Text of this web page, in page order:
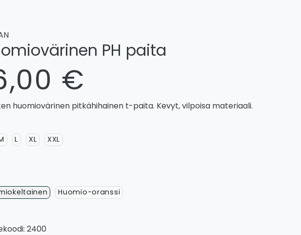
PH paita
€
huomiovärinen pitkähihainen t-paita. Kevyt, vilpoisa materiaali.
L XL XXL
Huomio-oranssi
2400